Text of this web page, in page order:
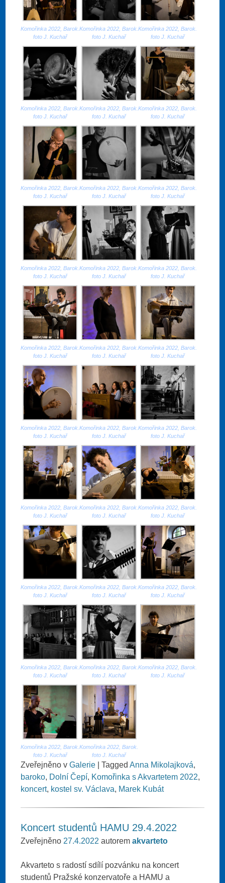
Komořinka 2022, Barok.
foto J. Kuchař
Komořinka 2022, Barok.
foto J. Kuchař
Komořinka 2022, Barok.
foto J. Kuchař
Komořinka 2022, Barok.
foto J. Kuchař
Komořinka 2022, Barok.
foto J. Kuchař
Komořinka 2022, Barok.
foto J. Kuchař
Komořinka 2022, Barok.
foto J. Kuchař
Komořinka 2022, Barok.
foto J. Kuchař
Komořinka 2022, Barok.
foto J. Kuchař
Komořinka 2022, Barok.
foto J. Kuchař
Komořinka 2022, Barok.
foto J. Kuchař
Komořinka 2022, Barok.
foto J. Kuchař
Komořinka 2022, Barok.
foto J. Kuchař
Komořinka 2022, Barok.
foto J. Kuchař
Komořinka 2022, Barok.
foto J. Kuchař
Komořinka 2022, Barok.
foto J. Kuchař
Komořinka 2022, Barok.
foto J. Kuchař
Komořinka 2022, Barok.
foto J. Kuchař
Komořinka 2022, Barok.
foto J. Kuchař
Komořinka 2022, Barok.
foto J. Kuchař
Komořinka 2022, Barok.
foto J. Kuchař
Komořinka 2022, Barok.
foto J. Kuchař
Komořinka 2022, Barok.
foto J. Kuchař
Komořinka 2022, Barok.
foto J. Kuchař
Komořinka 2022, Barok.
foto J. Kuchař
Komořinka 2022, Barok.
foto J. Kuchař
Komořinka 2022, Barok.
foto J. Kuchař
Komořinka 2022, Barok.
foto J. Kuchař
Komořinka 2022, Barok.
foto J. Kuchař
Zveřejněno vGalerie |TaggedAnna Mikolajková,
baroko, Dolní Čepí, Komořinka s Akvartetem 2022,
koncert, kostel sv. Václava, Marek Kubát
Koncert studentů HAMU 29.4.2022
Zveřejněno 27.4.2022 autoremakvarteto
Akvarteto s radostí sdílí pozvánku na koncert
studentů Pražské konzervatoře a HAMU a